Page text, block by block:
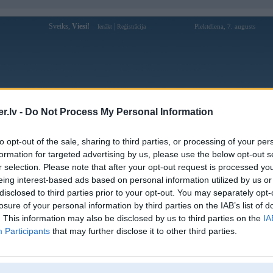
- Do Not Process My Personal Information
opt-out of the sale, sharing to third parties, or processing of your
for targeted advertising by us, please use the below opt-out
selection. Please note that after your opt-out request is processed
interest-based ads based on personal information utilized by us
to third parties prior to your opt-out. You may separately
of your personal information by third parties on the IAB’s list of
This information may also be disclosed by us to third parties on the
Participants that may further disclose it to other third parties.
Sveiks, Viesi! Ienākt Reģistrācija Piektdiena, 7. augusts
Forums Galerijas Reģistrācija Lietotāji
Lietotāja m1kz profils
Pēdējo reizi manīts: 22. Feb 2021, 14:00
Lietotājvārds:
m1kz
Braucu ar:
e21 323 un 328
Ziņojumi forumā:
[Pēdējie ziņojumi forumā]